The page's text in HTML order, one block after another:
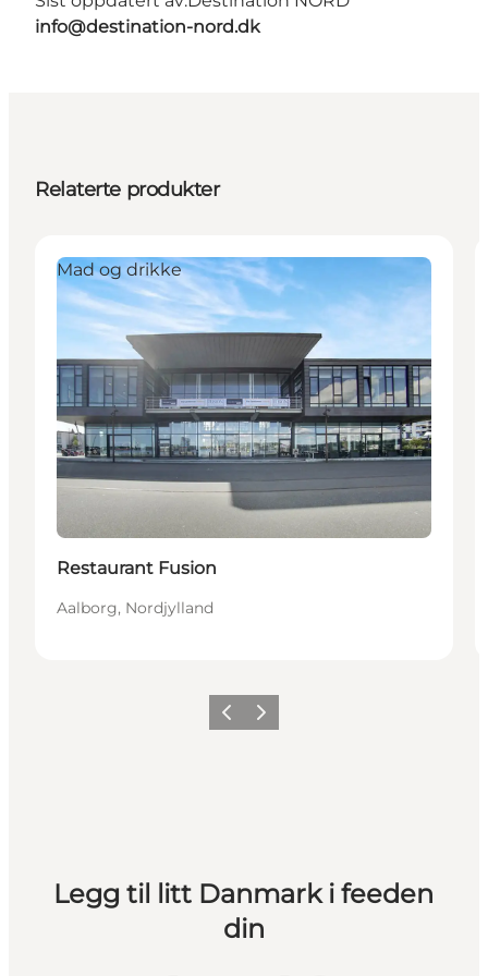
info@destination-nord.dk
Relaterte produkter
Mad og drikke
Restaurant Fusion
Aalborg, Nordjylland
ForrigeNeste
Legg til litt Danmark i feeden
din